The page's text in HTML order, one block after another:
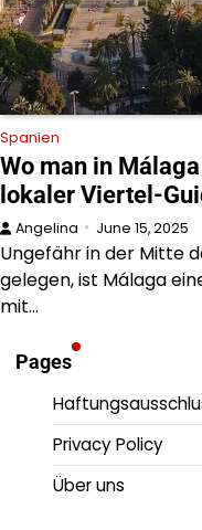
Spanien
Wo man in
lokaler Viertel-
Angelina June 15, 2025
Ungefähr in der Mitte
gelegen, ist Málaga
mit…
Pages
Privacy Policy
Über uns